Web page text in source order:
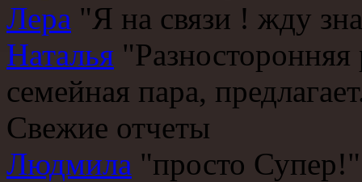
Лера "Я на связи ! жду
Наталья "Разносторонняя
семейная пара,
Свежие отчеты
Людмила "просто